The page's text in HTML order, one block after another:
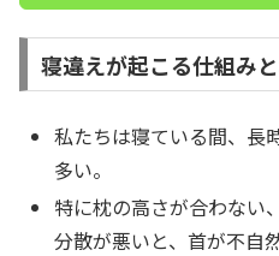
寝違えが起こる仕組み
私たちは寝ている間、長
多い。
特に枕の高さが合わない
分散が悪いと、首が不自